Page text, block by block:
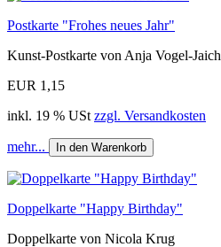
Postkarte "Frohes neues Jahr"
Kunst-Postkarte von Anja Vogel-Jaich
EUR 1,15
inkl. 19 % USt zzgl. Versandkosten
mehr... In den Warenkorb
Doppelkarte "Happy Birthday"
Doppelkarte von Nicola Krug